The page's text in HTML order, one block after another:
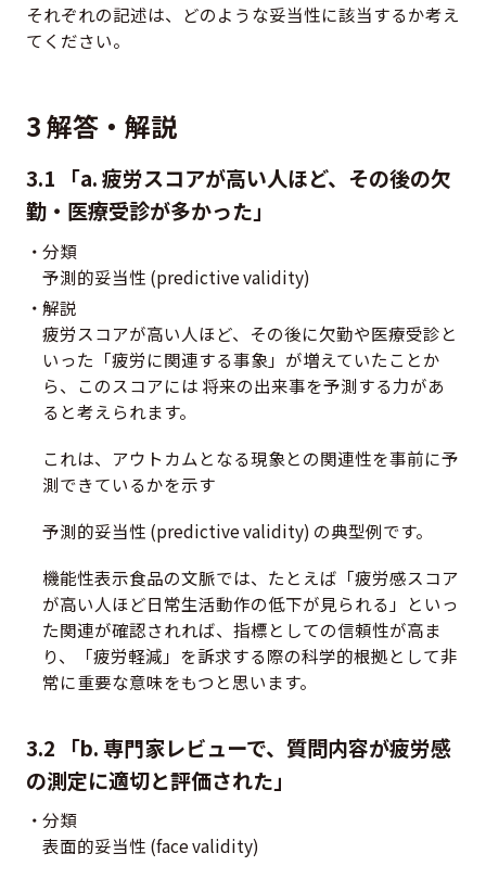
それぞれの記述は、どのような妥当性に該当するか考え
てください。
3 解答・解説
3.1 「a. 疲労スコアが高い人ほど、その後の欠
勤・医療受診が多かった」
分類
予測的妥当性 (predictive validity)
解説
疲労スコアが高い人ほど、その後に欠勤や医療受診と
いった「疲労に関連する事象」が増えていたことか
ら、このスコアには 将来の出来事を予測する力があ
ると考えられます。
これは、アウトカムとなる現象との関連性を事前に予
測できているかを示す
予測的妥当性 (predictive validity) の典型例です。
機能性表示食品の文脈では、たとえば「疲労感スコア
が高い人ほど日常生活動作の低下が見られる」といっ
た関連が確認されれば、指標としての信頼性が高ま
り、「疲労軽減」を訴求する際の科学的根拠として非
常に重要な意味をもつと思います。
3.2 「b. 専門家レビューで、質問内容が疲労感
の測定に適切と評価された」
分類
表面的妥当性 (face validity)